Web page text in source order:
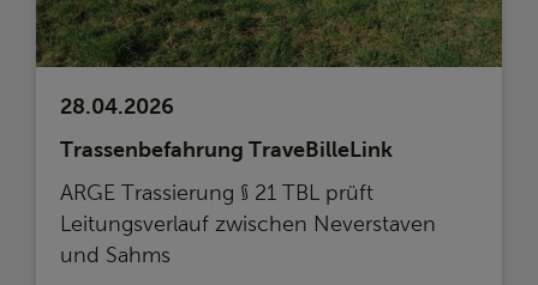
28.04.2026
Trassenbefahrung TraveBilleLink
ARGE Trassierung § 21 TBL prüft
Leitungsverlauf zwischen Neverstaven
und Sahms